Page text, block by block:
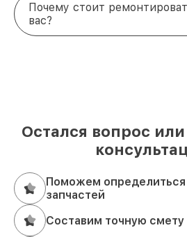
Почему стоит
вас?
Остался вопрос
Поможем
запчастей
Составим точную смету